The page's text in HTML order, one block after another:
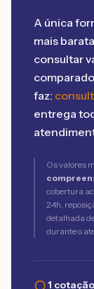
A única
mais
consultar
faz:
entrega
Os valores
cobertura
24h,
detalhada
durante o
1